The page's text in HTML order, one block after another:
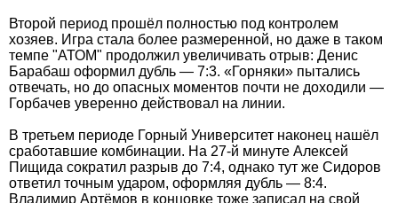
Второй период прошёл полностью под контролем
хозяев. Игра стала более размеренной, но даже в таком
темпе "АТОМ" продолжил увеличивать отрыв: Денис
Барабаш оформил дубль — 7:3. «Горняки» пытались
отвечать, но до опасных моментов почти не доходили —
Горбачев уверенно действовал на линии.
В третьем периоде Горный Университет наконец нашёл
сработавшие комбинации. На 27-й минуте Алексей
Пищида сократил разрыв до 7:4, однако тут же Сидоров
ответил точным ударом, оформляя дубль — 8:4.
Владимир Артёмов в концовке тоже записал на свой